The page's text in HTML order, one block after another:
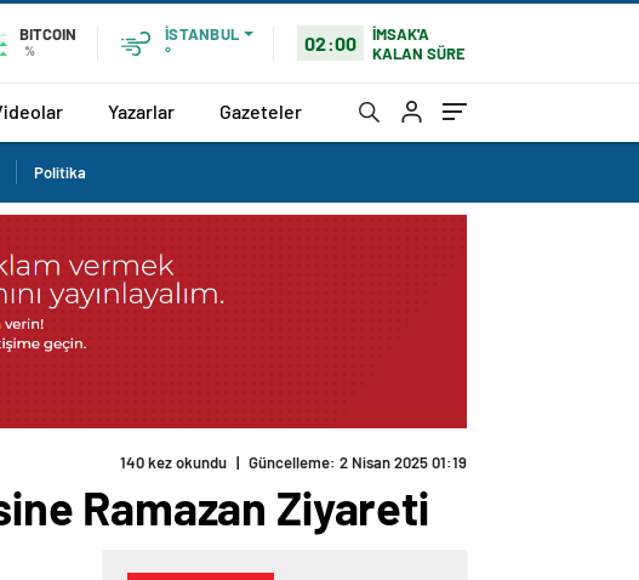
BITCOIN
%
İSTANBUL
°
02:00
İMSAK'A
KALAN SÜRE
Yazarlar Gazeteler
Politika
Ramazan Ziyareti